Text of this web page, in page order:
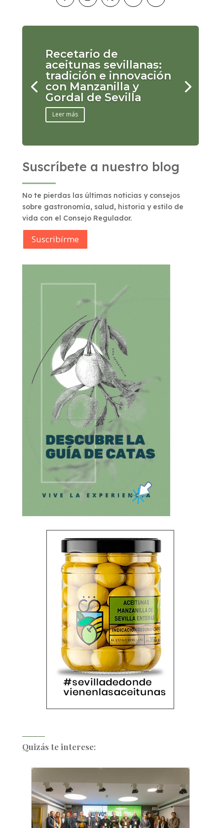
Recetario de
aceitunas sevillanas:
tradición e innovación
con Manzanilla y
Gordal de Sevilla
Leer más
Suscríbete a nuestro blog
No te pierdas las últimas noticias y consejos
sobre gastronomía, salud, historia y estilo de
vida con el Consejo Regulador.
Suscribírme
Quizás te interese: